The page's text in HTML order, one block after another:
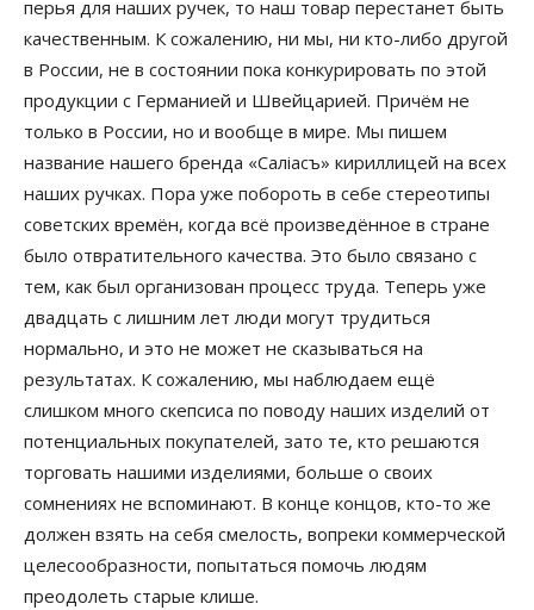
перья для наших ручек, то наш товар перестанет быть
качественным. К сожалению, ни мы, ни кто-либо другой
в России, не в состоянии пока конкурировать по этой
продукции с Германией и Швейцарией. Причём не
только в России, но и вообще в мире. Мы пишем
название нашего бренда «Салiасъ» кириллицей на всех
наших ручках. Пора уже побороть в себе стереотипы
советских времён, когда всё произведённое в стране
было отвратительного качества. Это было связано с
тем, как был организован процесс труда. Теперь уже
двадцать с лишним лет люди могут трудиться
нормально, и это не может не сказываться на
результатах. К сожалению, мы наблюдаем ещё
слишком много скепсиса по поводу наших изделий от
потенциальных покупателей, зато те, кто решаются
торговать нашими изделиями, больше о своих
сомнениях не вспоминают. В конце концов, кто-то же
должен взять на себя смелость, вопреки коммерческой
целесообразности, попытаться помочь людям
преодолеть старые клише.